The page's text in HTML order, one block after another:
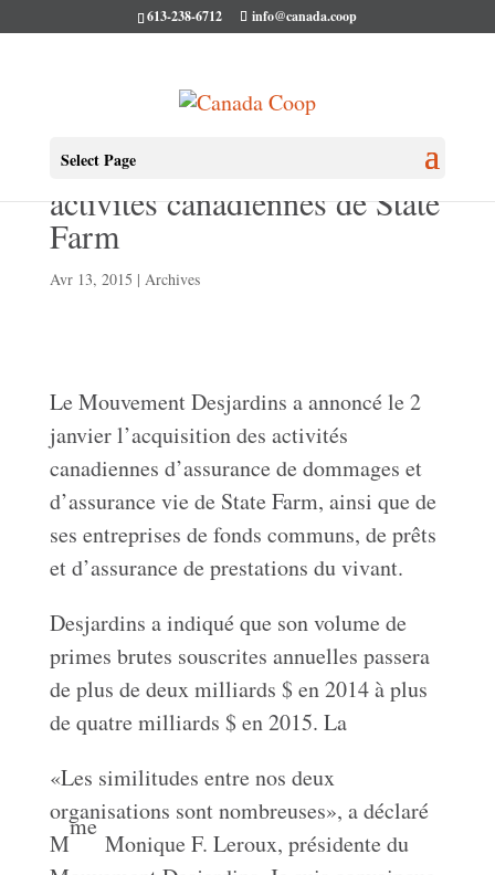
613-238-6712 info@canada.coop
Select Page
Desjardins acquiert les
activités canadiennes de State
Farm
Avr 13, 2015 | Archives
Le Mouvement Desjardins a annoncé le 2
janvier l’acquisition des activités
canadiennes d’assurance de dommages et
d’assurance vie de State Farm, ainsi que de
ses entreprises de fonds communs, de prêts
et d’assurance de prestations du vivant.
Desjardins a indiqué que son volume de
primes brutes souscrites annuelles passera
de plus de deux milliards $ en 2014 à plus
de quatre milliards $ en 2015. La
«Les similitudes entre nos deux
organisations sont nombreuses», a déclaré
M
me
Monique F. Leroux, présidente du